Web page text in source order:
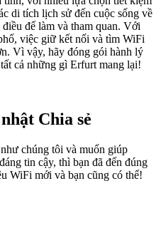
di tích lịch sử đến cuộc sống về
để làm và tham quan. Với
việc giữ kết nối và tìm WiFi
Vì vậy, hãy đóng gói hành lý
cả những gì Erfurt mang lại!
Chia sẻ
chúng tôi và muốn giúp
tin cậy, thì bạn đã đến đúng
WiFi mới và bạn cũng có thể!